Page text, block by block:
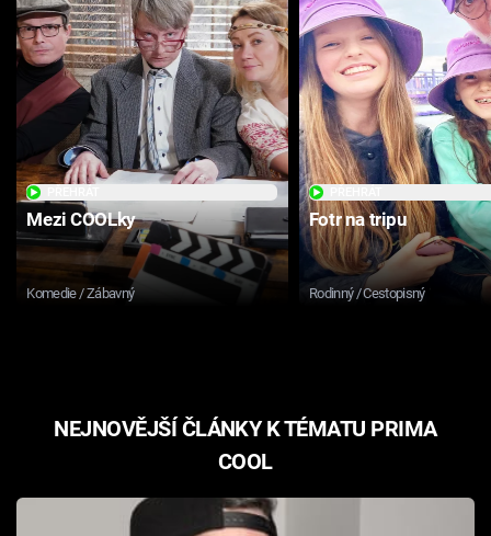
Seriály
Hry
Cool Esport
Pořady
TV Program
Sledujte prima+
Sledujte nás
Mezi COOLky
Komedie / Zábavný
Fotr na tripu
Rodinný / Cestopisný
NEJNOVĚJŠÍ ČLÁNKY K TÉMATU PRIMA
COOL